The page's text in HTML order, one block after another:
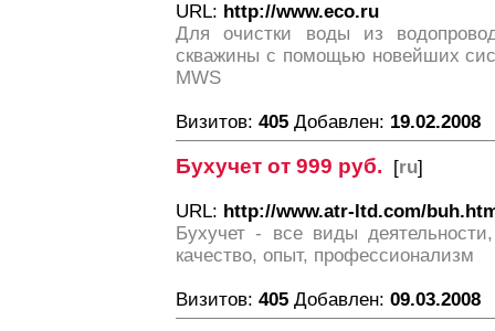
URL: http://www.eco.ru
Для очистки воды из
скважины с помощью новейших
MWS
Визитов: 405 Добавлен: 19.02.2008
Бухучет от 999 руб. [ru]
URL: http://www.atr-ltd.com/
Бухучет - все виды деятельности,
качество, опыт, профессионализм
Визитов: 405 Добавлен: 09.03.2008